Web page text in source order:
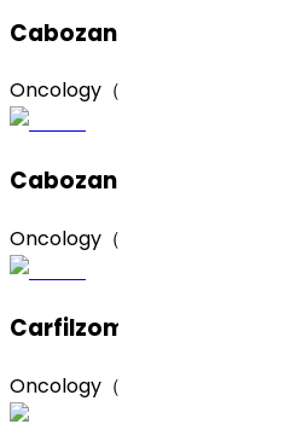
Cabozantinib
Oncology（肿瘤）
Cabozantinib S‑Malate（
Oncology（肿瘤）
Carfilzomib（卡非佐米）
Oncology（肿瘤）